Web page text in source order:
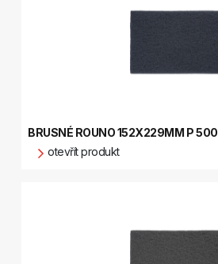
BRUSNÉ ROUNO 152X229MM P 500
otevřít produkt